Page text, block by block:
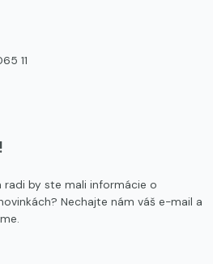
11
radi by ste mali informácie o
Nechajte nám váš e-mail a